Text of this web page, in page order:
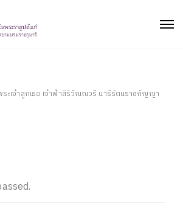
ระเจ้าลูกเธอ เจ้าฟ้าสิริวัณณวรี นารีรัตนราชกัญญา